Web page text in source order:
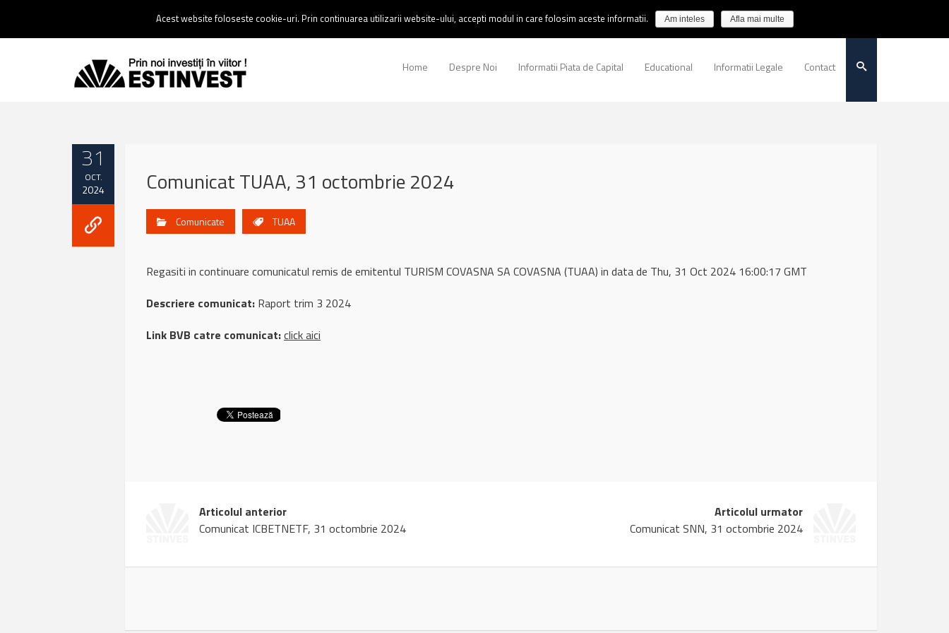
0237 238 900 |Email :contact@estinvest.ro
Home Despre Noi Informatii Piata de Capital Educational Informatii Legale Contact
31
OCT.
2024 Comunicat TUAA, 31 octombrie 2024
Comunicate TUAA
Regasiti in continuare comunicatul remis de emitentul TURISM COVASNA SA COVASNA (TUAA) in data de Thu, 31 Oct 2024 16:00:17 GMT
Descriere comunicat: Raport trim 3 2024
Link BVB catre comunicat:click aici
Articolul anterior
Comunicat ICBETNETF, 31 octombrie 2024
Articolul urmator
Comunicat SNN, 31 octombrie 2024
Acest website foloseste cookie-uri. Prin continuarea utilizarii website-ului, accepti modul in care folosim aceste informatii. Am inteles Afla mai multe